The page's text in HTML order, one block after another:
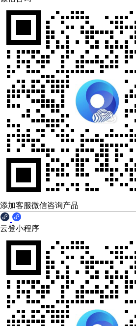
添加客服微信咨询产品
云登小程序